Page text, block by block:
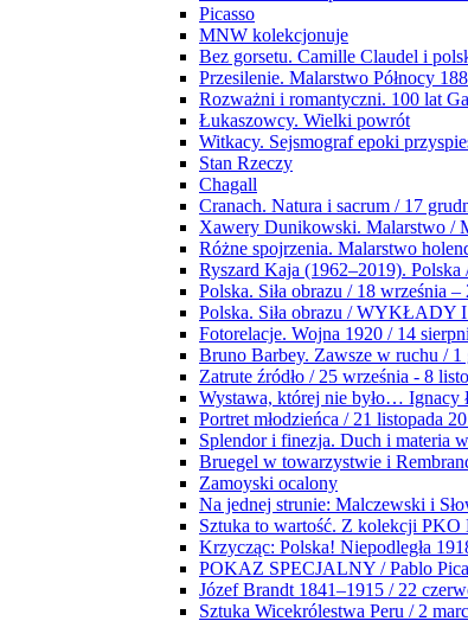
Picasso
MNW kolekcjonuje
Bez gorsetu. Camille Claudel i
Przesilenie. Malarstwo Północy
Rozważni i romantyczni. 100 lat
Łukaszowcy. Wielki powrót
Witkacy. Sejsmograf epoki
Stan Rzeczy
Chagall
Cranach. Natura i sacrum / 17
Xawery Dunikowski. Malarstwo /
Różne spojrzenia. Malarstwo
Ryszard Kaja (1962–2019).
Polska. Siła obrazu / 18 września
Polska. Siła obrazu / WYKŁADY
Fotorelacje. Wojna 1920 / 14
Bruno Barbey. Zawsze w ruchu /
Zatrute źródło / 25 września - 8
Wystawa, której nie było… Ignacy
Portret młodzieńca / 21 listopada
Splendor i finezja. Duch i materia
Bruegel w towarzystwie i
Zamoyski ocalony
Na jednej strunie: Malczewski i
Sztuka to wartość. Z kolekcji PKO
Krzycząc: Polska! Niepodległa
POKAZ SPECJALNY / Pablo
Józef Brandt 1841–1915 / 22
Sztuka Wicekrólestwa Peru / 2